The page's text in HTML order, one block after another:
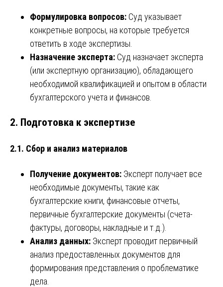
Формулировка вопросов: Суд указывает
конкретные вопросы, на которые требуется
ответить в ходе экспертизы.
Назначение эксперта: Суд назначает эксперта
(или экспертную организацию), обладающего
необходимой квалификацией и опытом в области
бухгалтерского учета и финансов.
2. Подготовка к экспертизе
2.1. Сбор и анализ материалов
Получение документов: Эксперт получает все
необходимые документы, такие как
бухгалтерские книги, финансовые отчеты,
первичные бухгалтерские документы (счета-
фактуры, договоры, накладные и т.д.).
Анализ данных: Эксперт проводит первичный
анализ предоставленных документов для
формирования представления о проблематике
дела.